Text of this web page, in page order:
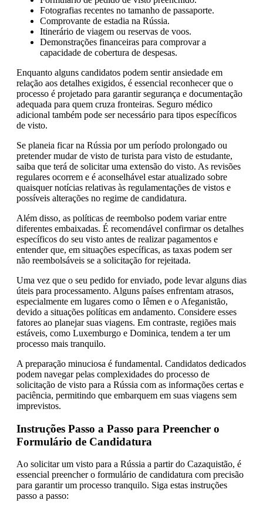
Fotografias recentes no tamanho de passaporte.
Comprovante de estadia na Rússia.
Itinerário de viagem ou reservas de voos.
Demonstrações financeiras para comprovar a
capacidade de cobertura de despesas.
Enquanto alguns candidatos podem sentir ansiedade em
relação aos detalhes exigidos, é essencial reconhecer que o
processo é projetado para garantir segurança e documentação
adequada para quem cruza fronteiras. Seguro médico
adicional também pode ser necessário para tipos específicos
de visto.
Se planeia ficar na Rússia por um período prolongado ou
pretender mudar de visto de turista para visto de estudante,
saiba que terá de solicitar uma extensão do visto. As revisões
regulares ocorrem e é aconselhável estar atualizado sobre
quaisquer notícias relativas às regulamentações de vistos e
possíveis alterações no regime de candidatura.
Além disso, as políticas de reembolso podem variar entre
diferentes embaixadas. É recomendável confirmar os detalhes
específicos do seu visto antes de realizar pagamentos e
entender que, em situações específicas, as taxas podem ser
não reembolsáveis se a solicitação for rejeitada.
Uma vez que o seu pedido for enviado, pode levar alguns dias
úteis para processamento. Alguns países enfrentam atrasos,
especialmente em lugares como o Iêmen e o Afeganistão,
devido a situações políticas em andamento. Considere esses
fatores ao planejar suas viagens. Em contraste, regiões mais
estáveis, como Luxemburgo e Dominica, tendem a ter um
processo mais tranquilo.
A preparação minuciosa é fundamental. Candidatos dedicados
podem navegar pelas complexidades do processo de
solicitação de visto para a Rússia com as informações certas e
paciência, permitindo que embarquem em suas viagens sem
imprevistos.
Instruções Passo a Passo para Preencher o
Formulário de Candidatura
Ao solicitar um visto para a Rússia a partir do Cazaquistão, é
essencial preencher o formulário de candidatura com precisão
para garantir um processo tranquilo. Siga estas instruções
passo a passo: